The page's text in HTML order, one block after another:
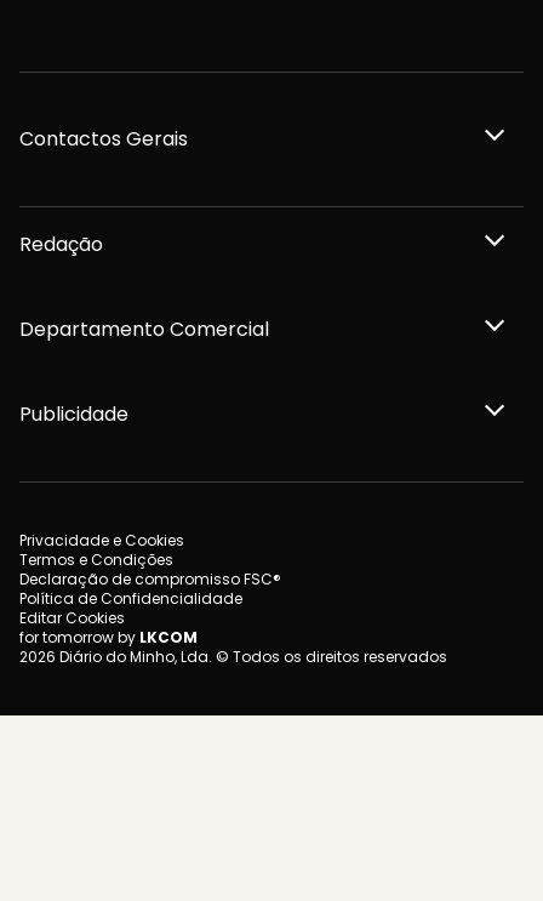
Contactos Gerais
Redação
Departamento Comercial
Publicidade
Privacidade e Cookies
Termos e Condições
Declaração de compromisso FSC®
Política de Confidencialidade
Editar Cookies
for tomorrow by LKCOM
2026 Diário do Minho, Lda. © Todos os direitos reservados